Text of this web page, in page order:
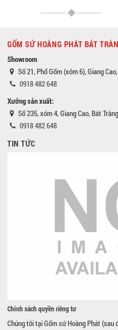
GỐM SỨ HOÀNG PHÁT BÁT
Showroom
Số 21, Phố Gốm (xóm 6), Giang
0918 482 648
Xưởng sản xuất:
Số 235, xóm 4, Giang Cao, Bát
0918 482 648
TIN TỨC
Chính sách quyền riêng tư
Chúng tôi tại Gốm sứ Hoàng Phát (sau